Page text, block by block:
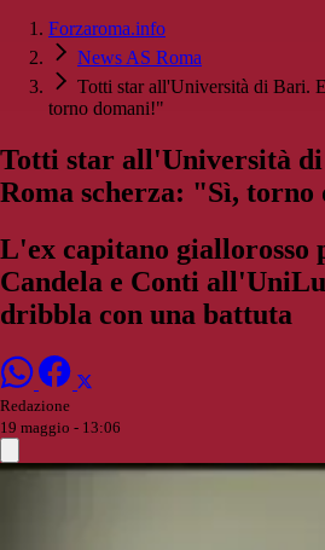
Forzaroma.info
News AS Roma
Totti star all'Università di Bari.
torno domani!"
Totti star all'Università
Roma scherza: "Sì,
L'ex capitano giallorosso
Candela e Conti
dribbla con una battuta
Redazione
19 maggio - 13:06